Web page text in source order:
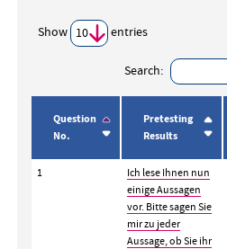
Show entries
Search:
Question
No.
Pretesting
Results
1
Ich lese Ihnen nun
einige Aussagen
vor. Bitte sagen Sie
mir zu jeder
Aussage, ob Sie ihr